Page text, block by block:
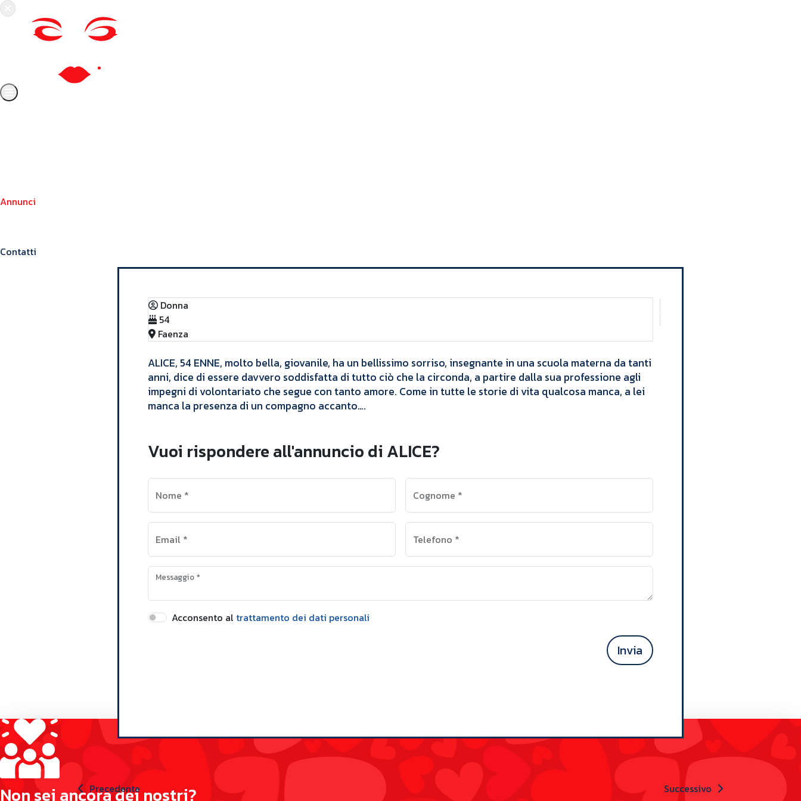
Annunci
Contatti
Annunci
ALICE
Donna
54
Faenza
​ALICE, 54 ENNE, molto bella, giovanile, ha un bellissimo sorriso, insegnante in una scuola materna da tanti
anni, dice di essere davvero soddisfatta di tutto ciò che la circonda, a partire dalla sua professione agli
impegni di volontariato che segue con tanto amore. Come in tutte le storie di vita qualcosa manca, a lei
manca la presenza di un compagno accanto…. ​
Vuoi rispondere all'annuncio di ALICE?
Nome * Cognome *
Email * Telefono *
Messaggio*
Acconsento al trattamento dei dati personali
Invia
Precedente Successivo
Nonsei ancoradeinostri?